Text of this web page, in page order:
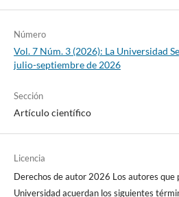
Número
Vol. 7 Núm. 3 (2026): La Universidad
julio-septiembre de 2026
Sección
Artículo científico
Licencia
Derechos de autor 2026 Los autores que
Universidad acuerdan los siguientes